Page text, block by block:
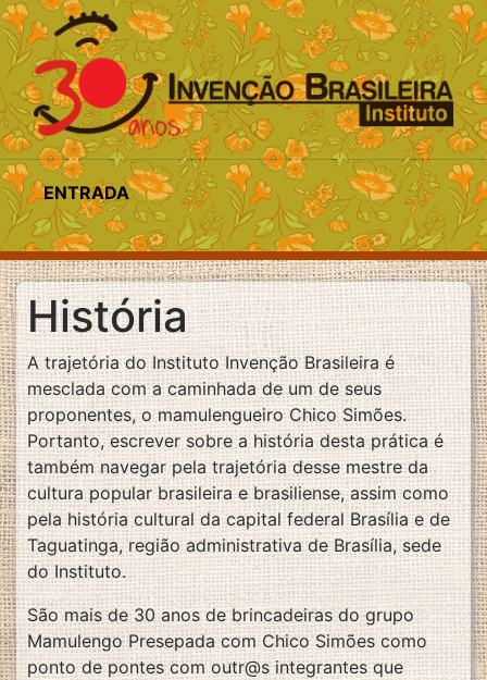
ENTRADA
História
A trajetória do Instituto Invenção Brasileira é
mesclada com a caminhada de um de seus
proponentes, o mamulengueiro Chico Simões.
Portanto, escrever sobre a história desta prática é
também navegar pela trajetória desse mestre da
cultura popular brasileira e brasiliense, assim como
pela história cultural da capital federal Brasília e de
Taguatinga, região administrativa de Brasília, sede
do Instituto.
São mais de 30 anos de brincadeiras do grupo
Mamulengo Presepada com Chico Simões como
ponto de pontes com outr@s integrantes que